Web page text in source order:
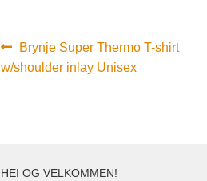
Innleggsnavigasjon
Forrige
innlegg:
Brynje Super Thermo T-shirt
w/shoulder inlay Unisex
HEI OG VELKOMMEN!